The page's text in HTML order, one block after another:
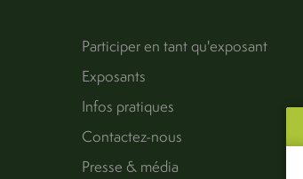
Participer en tant qu'exposant
Exposants
Infos pratiques
Contactez-nous
Presse & média